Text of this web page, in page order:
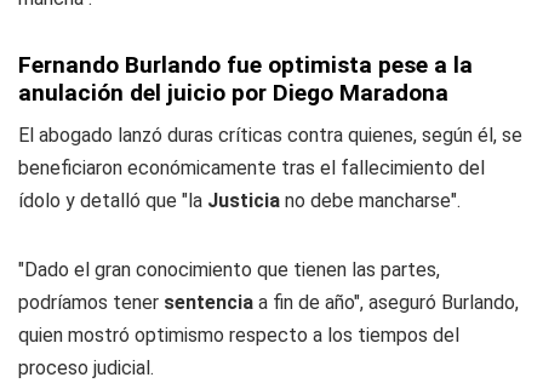
Fernando Burlando fue optimista pese a la
anulación del juicio por Diego Maradona
El abogado lanzó duras críticas contra quienes, según él, se
beneficiaron económicamente tras el fallecimiento del
ídolo y detalló que "la Justicia no debe mancharse".
"Dado el gran conocimiento que tienen las partes,
podríamos tener sentencia a fin de año", aseguró Burlando,
quien mostró optimismo respecto a los tiempos del
proceso judicial.